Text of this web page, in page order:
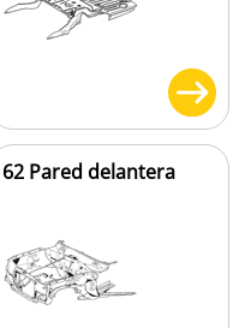
62 Pared delantera